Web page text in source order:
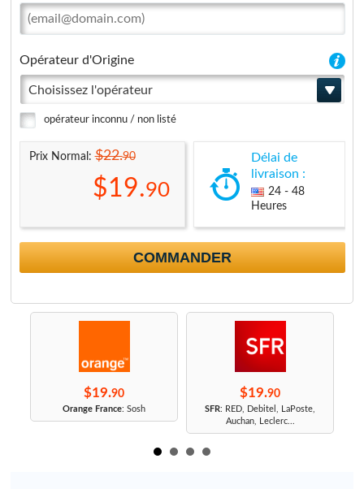
Opérateur d'Origine
Choisissez l'opérateur
opérateur inconnu / non listé
Prix Normal:$22.90
$19.90
Délai de
livraison :
24 - 48
Heures
COMMANDER
$19.90
Orange France: Sosh
$19.90
SFR: RED, Debitel, LaPoste,
Auchan, Leclerc...